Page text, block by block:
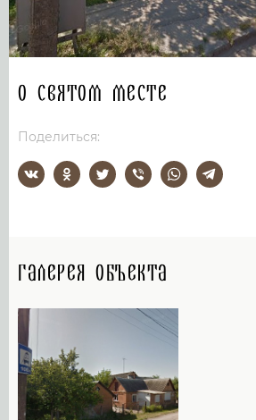
О святом месте
Поделиться:
Галерея объекта